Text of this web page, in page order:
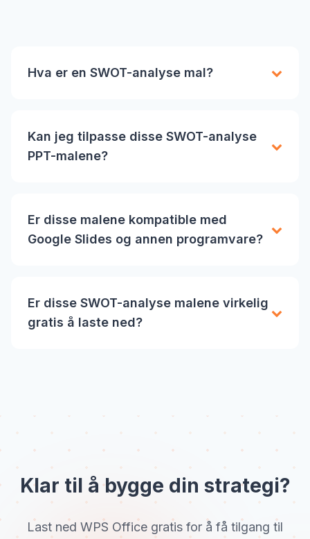
Hva er en SWOT-analyse mal?
Kan jeg tilpasse disse SWOT-analyse
PPT-malene?
Er disse malene kompatible med
Google Slides og annen programvare?
Er disse SWOT-analyse malene virkelig
gratis å laste ned?
Klar til å bygge din strategi?
Last ned WPS Office gratis for å få tilgang til